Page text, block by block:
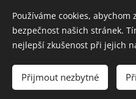
Místo: Kostel Nejsvětější
Hodina: 19.00 hod.
Eva Bublová– varhany
Používáme cookies,
bezpečnost našich stránek.
nejlepší zkušenost při jejich
Přijmout nezbytné